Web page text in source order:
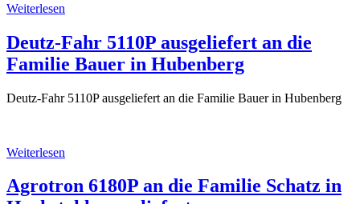
Weiterlesen
Deutz-Fahr 5110P ausgeliefert an die
Familie Bauer in Hubenberg
Deutz-Fahr 5110P ausgeliefert an die Familie Bauer in Hubenberg
Weiterlesen
Agrotron 6180P an die Familie Schatz in